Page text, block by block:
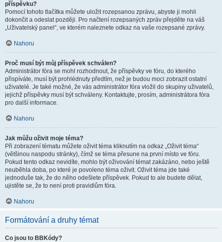
příspěvku?
Pomocí tohoto tlačítka můžete uložit rozepsanou zprávu, abyste ji mohli
dokončit a odeslat později. Pro načtení rozepsaných zpráv přejděte na váš
„Uživatelský panel“, ve kterém naleznete odkaz na vaše rozepsané zprávy.
Nahoru
Proč musí být můj příspěvek schválen?
Administrátor fóra se mohl rozhodnout, že příspěvky ve fóru, do kterého
přispíváte, musí být prohlédnuty předtím, než je budou moci zobrazit ostatní
uživatelé. Je také možné, že vás administrátor fóra vložil do skupiny uživatelů,
jejichž příspěvky musí být schváleny. Kontaktujte, prosím, administrátora fóra
pro další informace.
Nahoru
Jak můžu oživit moje téma?
Při zobrazení tématu můžete oživit téma kliknutím na odkaz „Oživit téma“
(většinou naspodu stránky), čímž se téma přesune na první místo ve fóru.
Pokud tento odkaz nevidíte, mohlo být oživování témat zakázáno, nebo ještě
neuběhla doba, po které je povoleno téma oživit. Oživit téma jde také
jednoduše tak, že do něho odešlete příspěvek. Pokud to ale budete dělat,
ujistěte se, že to není proti pravidlům fóra.
Nahoru
Formátování a druhy témat
Co jsou to BBKódy?